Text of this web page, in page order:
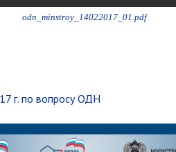
odn_minstroy_14022017_01.pdf
г. по вопросу ОДН